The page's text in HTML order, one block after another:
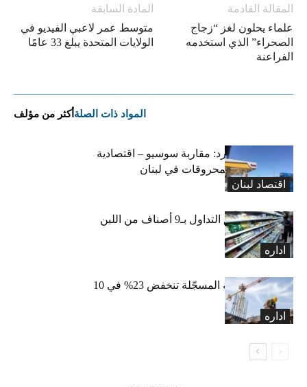
المادة السابقة
متوسط ​عمر لاعبي الفيديو في
الولايات المتحدة يبلغ 33 عامًا
المقالة القادمة
علماء يحلون لغز “زجاج
الصحراء” الذي استخدمه
الفراعنة
المواد ذات الصلةأكثر من مؤلف
اقتصاد لبنان
التضخم المستورد: مقاربة سوسيو – اقتصادية
لارتفاع أسعار المحروقات في لبنان
اداره
«الاقتصاد» تعلّق التداول بـ9 أصناف من اللبن
واللبنة
اداره
الرخص العقارية المسجّلة تنخفض 23% في 10
أشهر